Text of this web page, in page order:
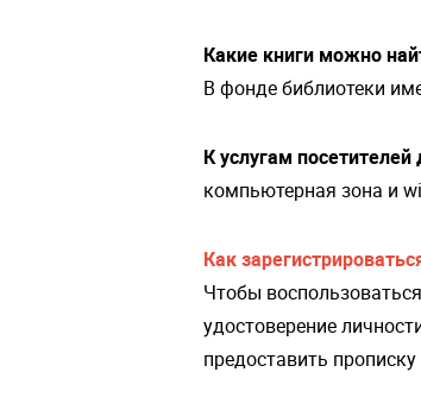
Какие книги можно
В фонде библиотеки
К услугам посетителей
компьютерная зона и
Как
Чтобы
удостоверение
предоставить